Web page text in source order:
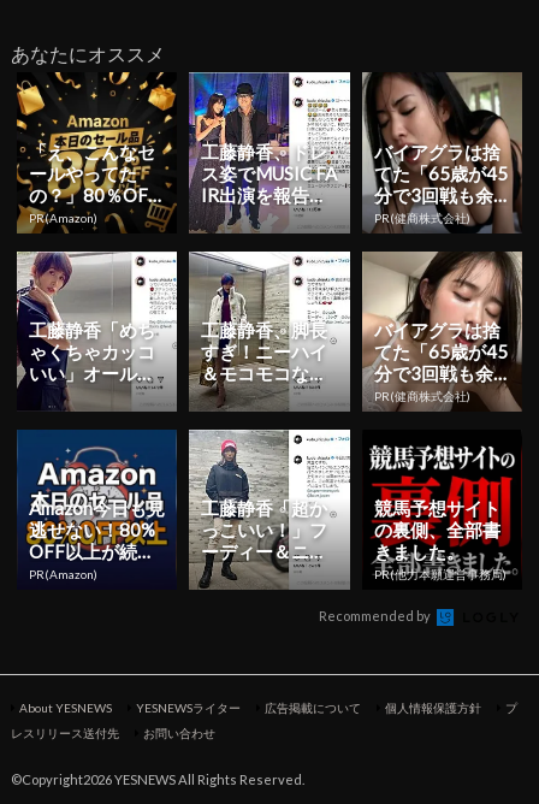
あなたにオススメ
「え、こんなセ
ールやってた
の？」80％OFF
以上が続々登
場！Amazonの本
気が...
PR(Amazon)
工藤静香、ドレ
ス姿でMUSIC FA
IR出演を報告！
貴重なツーショ
ットにも反響
バイアグラは捨
てた「65歳が45
分で3回戦も余
裕」980円で朝
まで絶好調！
PR(健商株式会社)
工藤静香「めち
ゃくちゃカッコ
いい」オールイ
ンワン姿の私服
を公開！
工藤静香、脚長
すぎ！ニーハイ
＆モコモコな冬
の私服コーデを
公開
バイアグラは捨
てた「65歳が45
分で3回戦も余
裕」980円で朝
まで絶好調！
PR(健商株式会社)
Amazon今日も見
逃せない！80%
OFF以上が続々
登場
PR(Amazon)
工藤静香「超か
っこいい！」フ
ーディー＆ニッ
ト帽でストリー
トテイストな私
競馬予想サイト
の裏側、全部書
きました。
PR(他力本願運営事務局)
Recommended by
About YESNEWS YESNEWSライター 広告掲載について 個人情報保護方針
プ
レスリリース送付先
お問い合わせ
©Copyright2026 YESNEWS All Rights Reserved.